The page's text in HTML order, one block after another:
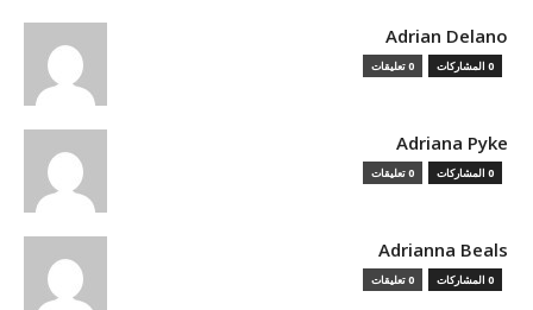
Adrian Delano
0 المشاركات 0 تعليقات
Adriana Pyke
0 المشاركات 0 تعليقات
Adrianna Beals
0 المشاركات 0 تعليقات